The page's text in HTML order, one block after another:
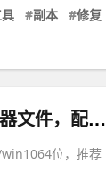
#副本 #修复
最新【永恒之塔8.4】整合修复版可局域网，带登录器文件，配GM工具及教程
位，推荐